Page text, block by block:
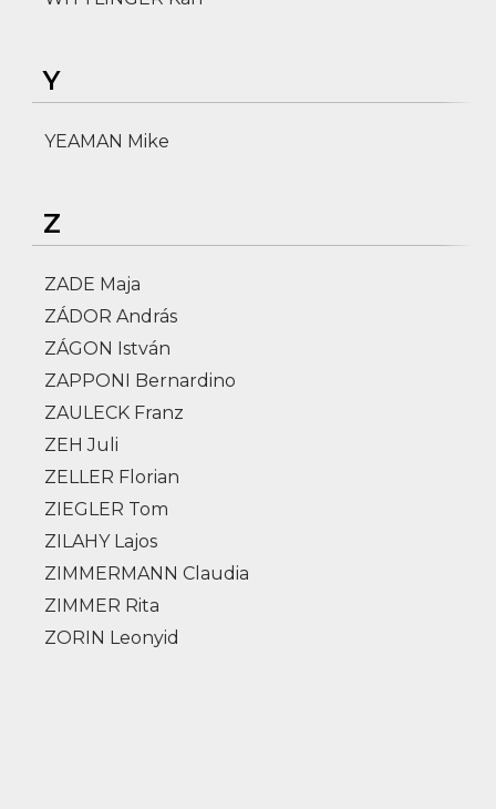
Y
YEAMAN Mike
Z
ZADE Maja
ZÁDOR András
ZÁGON István
ZAPPONI Bernardino
ZAULECK Franz
ZEH Juli
ZELLER Florian
ZIEGLER Tom
ZILAHY Lajos
ZIMMERMANN Claudia
ZIMMER Rita
ZORIN Leonyid